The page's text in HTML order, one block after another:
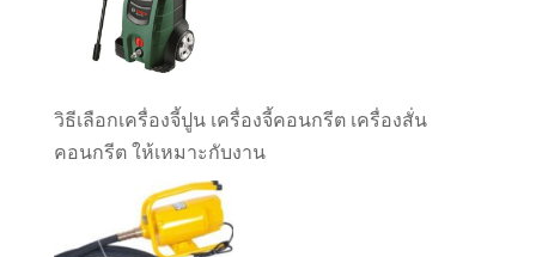
วิธีเลือกเครื่องจี้ปูน เครื่องจี้คอนกรีต เครื่องสั่น
คอนกรีต ให้เหมาะกับงาน